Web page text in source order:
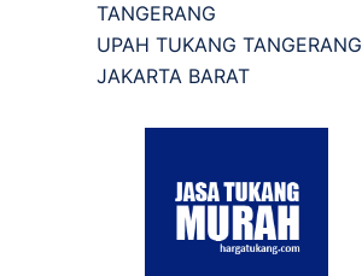
TANGERANG
UPAH TUKANG TANGERANG
JAKARTA BARAT